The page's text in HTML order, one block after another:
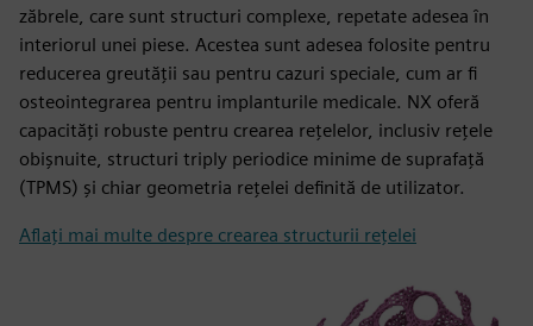
zăbrele, care sunt structuri complexe, repetate adesea în
interiorul unei piese. Acestea sunt adesea folosite pentru
reducerea greutății sau pentru cazuri speciale, cum ar fi
osteointegrarea pentru implanturile medicale. NX oferă
capacități robuste pentru crearea rețelelor, inclusiv rețele
obișnuite, structuri triply periodice minime de suprafață
(TPMS) și chiar geometria rețelei definită de utilizator.
Aflați mai multe despre crearea structurii rețelei